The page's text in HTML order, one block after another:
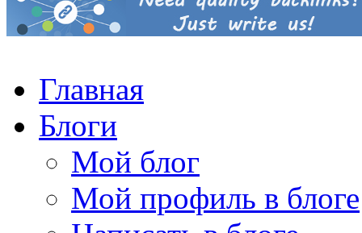
Главная
Блоги
Мой блог
Мой профиль в блоге